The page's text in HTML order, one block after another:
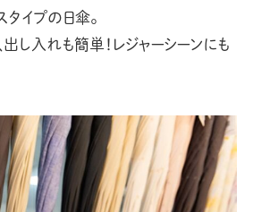
タイプの日傘。
し入れも簡単！レジャーシーンにも